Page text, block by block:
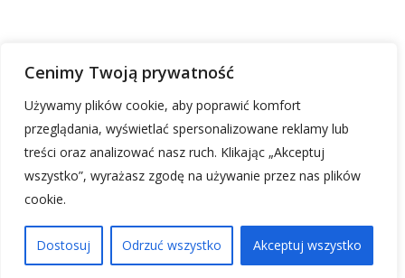
Cenimy Twoją prywatność
Używamy plików cookie, aby poprawić komfort
przeglądania, wyświetlać spersonalizowane reklamy lub
treści oraz analizować nasz ruch. Klikając „Akceptuj
wszystko”, wyrażasz zgodę na używanie przez nas plików
cookie.
Dostosuj Odrzuć wszystko Akceptuj wszystko
Automatyspawalnicze.pl | Wszelkie prawa
zastrzeżone.